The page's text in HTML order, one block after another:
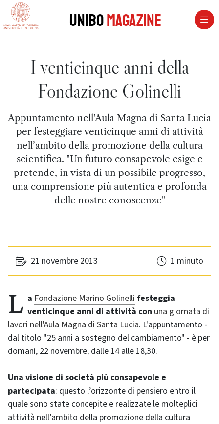
vai al contenuto della pagina
UniboMagazine
I venticinque anni della
Fondazione Golinelli
Appuntamento nell'Aula Magna di Santa Lucia
per festeggiare venticinque anni di attività
nell’ambito della promozione della cultura
scientifica. "Un futuro consapevole esige e
pretende, in vista di un possibile progresso,
una comprensione più autentica e profonda
delle nostre conoscenze"
21 novembre 2013 1 minuto
La Fondazione Marino Golinelli festeggia
venticinque anni di attività con una giornata di
lavori nell'Aula Magna di Santa Lucia. L'appuntamento -
dal titolo "25 anni a sostegno del cambiamento" - è per
domani, 22 novembre, dalle 14 alle 18,30.
Una visione di società più consapevole e
partecipata: questo l’orizzonte di pensiero entro il
quale sono state concepite e realizzate le molteplici
attività nell’ambito della promozione della cultura